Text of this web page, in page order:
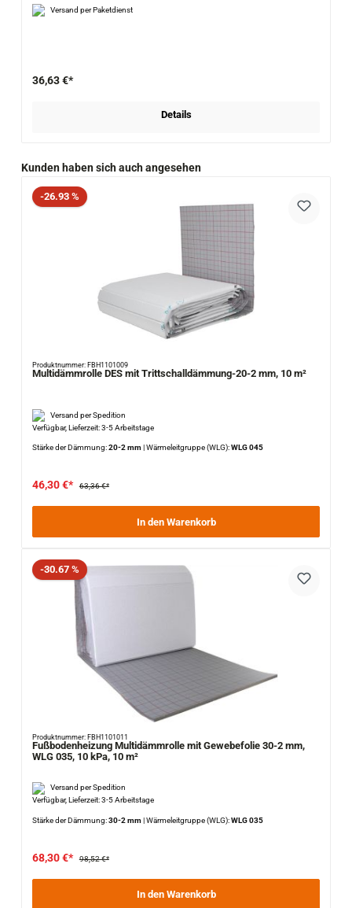
Versand per Paketdienst
36,63 €*
Details
Produktgalerie überspringen
Kunden haben sich auch angesehen
Rabatt
-26.93 %
Produktnummer: FBH1101009
Multidämmrolle DES mit Trittschalldämmung-20-2 mm, 10 m²
Versand per Spedition
Verfügbar, Lieferzeit: 3-5 Arbeitstage
Stärke der Dämmung:20-2 mm|Wärmeleitgruppe (WLG):WLG 045
46,30 €* 63,36 €*
In den Warenkorb
Rabatt
-30.67 %
Produktnummer: FBH1101011
Fußbodenheizung Multidämmrolle mit Gewebefolie 30-2 mm,
WLG 035, 10 kPa, 10 m²
Versand per Spedition
Verfügbar, Lieferzeit: 3-5 Arbeitstage
Stärke der Dämmung:30-2 mm|Wärmeleitgruppe (WLG):WLG 035
68,30 €* 98,52 €*
In den Warenkorb